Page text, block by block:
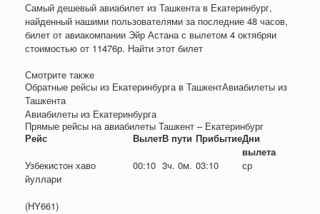
Самый дешевый авиабилет из Ташкента в Екатеринбург,
найденный нашими пользователями за последние 48 часов,
билет от авиакомпании Эйр Астана с вылетом 4 октябряи
стоимостью от 11476р. Найти этот билет
Смотрите также
Обратные рейсы из Екатеринбурга в ТашкентАвиабилеты из
Ташкента
Авиабилеты из Екатеринбурга
Прямые рейсы на авиабилеты Ташкент – Екатеринбург
Рейс
ВылетВ пути ПрибытиеДни
вылета
Узбекистон хаво
йуллари
(HY661)
00:10 3ч. 0м. 03:10 ср